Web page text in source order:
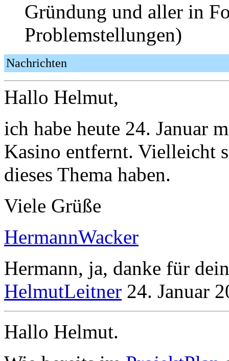
Gründung und aller in
Problemstellungen)
Nachrichten
Hallo Helmut,
ich habe heute 24. Januar
Kasino entfernt. Vielleicht
dieses Thema haben.
Viele Grüße
HermannWacker
Hermann, ja, danke für
HelmutLeitner 24. Januar
Hallo Helmut.